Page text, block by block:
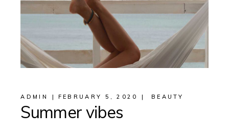
ADMIN FEBRUARY 5, 2020 BEAUTY
Summer vibes